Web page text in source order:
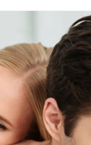
تقارير
عروس سيدتي